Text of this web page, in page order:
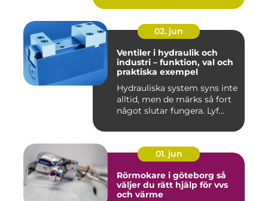
02. jun
Ventiler i hydraulik och
industri – funktion, val och
praktiska exempel
Hydrauliska system syns inte
alltid, men de märks så fort
något slutar fungera. Lyf...
01. jun
Rörmokare i göteborg så
väljer du rätt hjälp för vvs
och värme